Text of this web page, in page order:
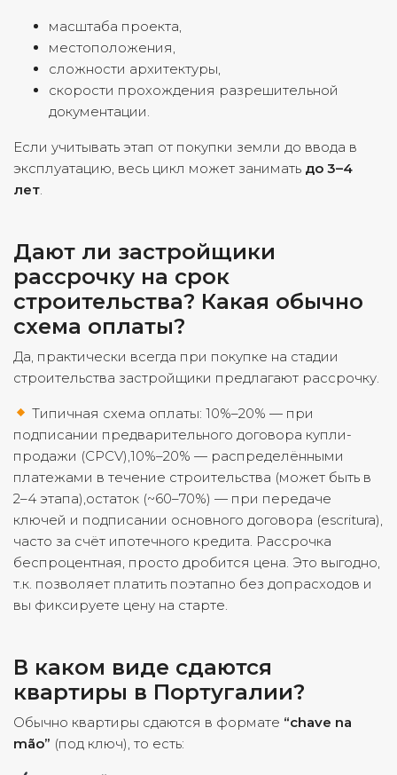
масштаба проекта,
местоположения,
сложности архитектуры,
скорости прохождения разрешительной
документации.
Если учитывать этап от покупки земли до ввода в
эксплуатацию, весь цикл может занимать до 3–4
лет
Дают ли застройщики
рассрочку на срок
строительства? Какая обычно
схема оплаты?
Да, практически всегда при покупке на стадии
строительства застройщики предлагают рассрочку.
Типичная схема оплаты: 10%–20% — при
подписании предварительного договора купли-
продажи (CPCV),10%–20% — распределёнными
платежами в течение строительства (может быть в
2–4 этапа),остаток (~60–70%) — при передаче
ключей и подписании основного договора (escritura),
часто за счёт ипотечного кредита. Рассрочка
беспроцентная, просто дробится цена. Это выгодно,
т.к. позволяет платить поэтапно без допрасходов и
вы фиксируете цену на старте.
В каком виде сдаются
квартиры в Португалии?
Обычно квартиры сдаются в формате “chave na
mão” (под ключ), то есть: